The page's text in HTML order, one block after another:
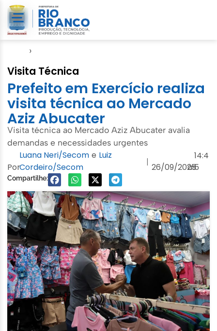
›
Visita Técnica
Prefeito em Exercício realiza
visita técnica ao Mercado
Aziz Abucater
Visita técnica ao Mercado Aziz Abucater avalia
demandas e necessidades urgentes
Por
Luana Neri/Secom e Luiz
Cordeiro/Secom
|
26/09/2025
às
14:4
5
Compartilhe: